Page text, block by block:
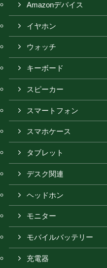
Amazonデバイス
イヤホン
ウォッチ
キーボード
スピーカー
スマートフォン
スマホケース
タブレット
デスク関連
ヘッドホン
モニター
モバイルバッテリー
充電器